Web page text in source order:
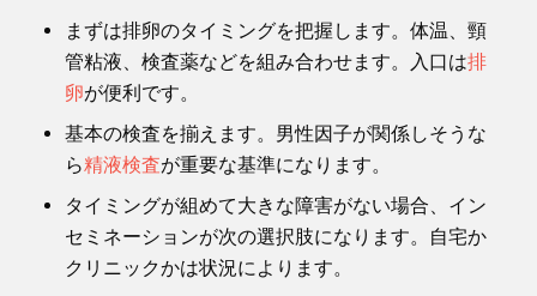
まずは排卵のタイミングを把握します。体温、頸
管粘液、検査薬などを組み合わせます。入口は排
卵が便利です。
基本の検査を揃えます。男性因子が関係しそうな
ら精液検査が重要な基準になります。
タイミングが組めて大きな障害がない場合、イン
セミネーションが次の選択肢になります。自宅か
クリニックかは状況によります。